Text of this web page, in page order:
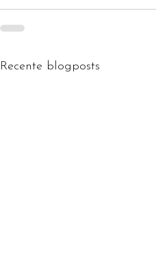
Recente blogposts